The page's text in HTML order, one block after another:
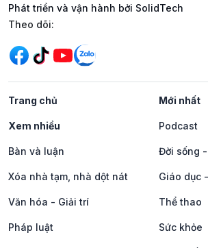
Phát triển và vận hành bởi SolidTech
Mạng xã hội
Theo dõi:
Trang chủ Mới nhất
Xem nhiều Podcast
Bàn và luận Đời sống -
Xóa nhà tạm, nhà dột nát Giáo dục
Văn hóa - Giải trí Thể thao
Pháp luật Sức khỏe